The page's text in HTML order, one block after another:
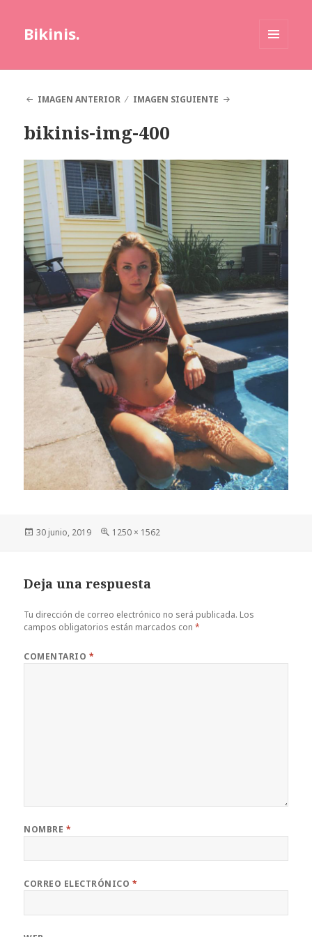
Bikinis.
IMAGEN ANTERIOR
IMAGEN SIGUIENTE
bikinis-img-400
Publicado
30 junio, 2019
Tamaño
1250 × 1562
Deja una respuesta
Tu dirección de correo electrónico no será publicada. Los
campos obligatorios están marcados con*
COMENTARIO *
NOMBRE *
CORREO ELECTRÓNICO *